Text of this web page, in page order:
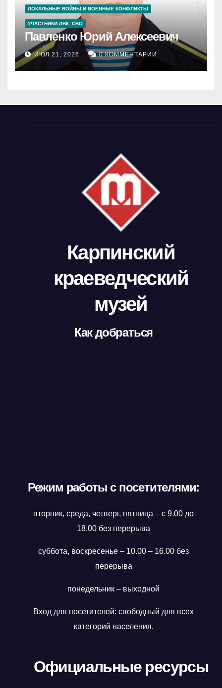
ЛОКАЛЬНЫЕ ВОЙНЫ И ВОЕННЫЕ КОНФЛИКТЫ
УЧАСТНИКИ ЛВК. СВО
Павленко Юрий Алексеевич
ИЮЛ 21, 2026 0 КОММЕНТАРИИ
Карпинский
краеведческий
музей
Как добраться
Режим работы с посетителями:
вторник, среда, четверг, пятница – с 9.00 до
18.00 без перерыва
суббота, воскресенье – 10.00 – 16.00 без
перерыва
понедельник – выходной
Вход для посетителей: свободный для всех
категорий населения.
Официальные ресурсы